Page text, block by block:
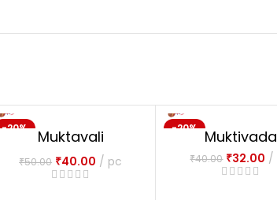
-20%
Muktavali
Tattvaloka
₹50.00 ₹40.00 pc
-20% Muktivada
₹40.00 ₹32.00